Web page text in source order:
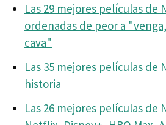
Las 29 mejores películas de
ordenadas de peor a
cava"
Las 35 mejores películas de
historia
Las 26 mejores películas de